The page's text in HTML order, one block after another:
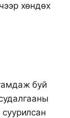
хөндөх
буй